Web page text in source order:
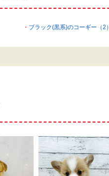
ブラック(黒系)のコーギー（2）